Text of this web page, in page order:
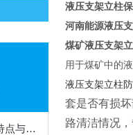
防火液压支柱保护套性能特点与阻燃防护应用
液压支架立柱
河南能源液压
煤矿液压支架
用于煤矿中的
液压支架立柱
套是否有损
路清洁情况